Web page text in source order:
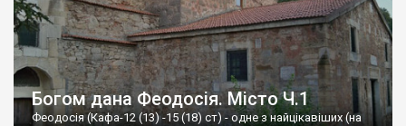
Богом дана Феодосія. Місто Ч.1
Феодосія (Кафа-12 (13) -15 (18) ст) - одне з найцікавіших (на